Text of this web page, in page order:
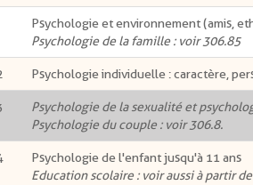
Psychologie et environnement (amis,
Psychologie de la famille : voir 306.85
Psychologie individuelle : caractère,
Psychologie de la sexualité et
Psychologie du couple : voir 306.8.
Psychologie de l'enfant jusqu'à 11 ans
Education scolaire : voir aussi à partir